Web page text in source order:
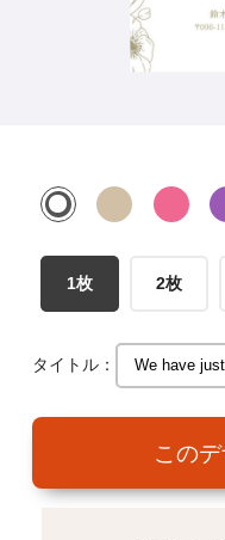
サービス詳細
お問い合わせ
1枚 2枚
タイトル：